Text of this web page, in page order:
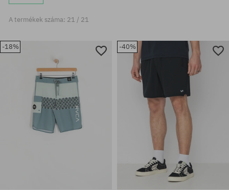
A termékek száma: 21 / 21
-18% -40%